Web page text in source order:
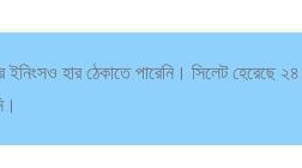
হার ঠেকাতে পারেনি। সিলেট হেরেছে ২৪